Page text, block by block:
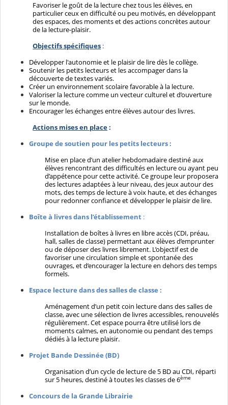
Favoriser le goût de la lecture chez tous les élèves, en
particulier ceux en difficulté ou peu motivés, en développant
des espaces, des moments et des actions concrètes autour
de la lecture-plaisir.
Objectifs spécifiques :
Développer l'autonomie et le plaisir de lire dès le collège.
Soutenir les petits lecteurs et les accompager dans la
découverte de textes variés.
Créer un environnement scolaire favorable à la lecture.
Valoriser la lecture comme un vecteur culturel et d’ouverture
sur le monde.
Encourager les échanges entre élèves autour des livres.
Actions mises en place:
Groupe de soutien pour les petits lecteurs :
Mise en place d’un atelier hebdomadaire destiné aux
élèves rencontrant des difficultés en lecture ou ayant peu
d’appétence pour cette activité. Ce groupe leur proposera
des lectures adaptées à leur niveau, des jeux autour des
mots, des temps de lecture à voix haute, et des échanges
pour redonner confiance et développer le plaisir de lire.
Boîte à livres dans l’établissement :
Installation de boîtes à livres en libre accès (CDI, préau,
hall, salles de classe) permettant aux élèves d’emprunter
ou de déposer des livres librement. L’objectif est de
favoriser une circulation simple et spontanée des
ouvrages, et d’encourager la lecture en dehors des temps
formels.
Espace lecture dans des salles de classe :
Aménagement d’un petit coin lecture dans des salles de
classe, avec une sélection de livres accessibles, renouvelés
régulièrement. Cet espace pourra être utilisé lors de
moments calmes, en autonomie ou pendant des temps
dédiés à la lecture plaisir.
Projet Bande Dessinée (BD)
Organisation d’un cycle de lecture de 5 BD au CDI, réparti
sur 5 heures, destiné à toutes les classes de 6ème
Concours de la Grande Librairie